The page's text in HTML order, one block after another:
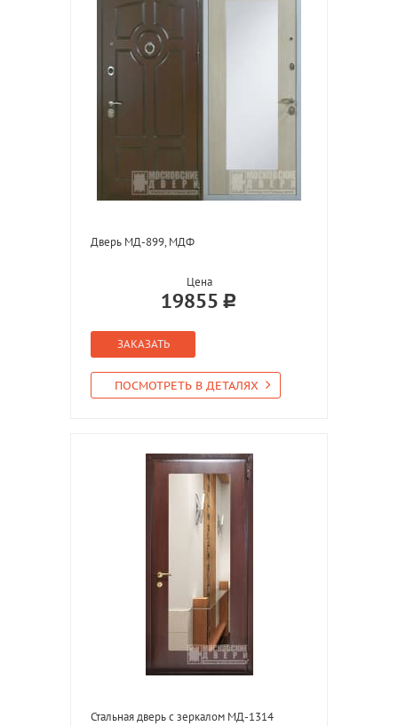
Дверь МД-899, МДФ
Цена
19855
ЗАКАЗАТЬ
ПОСМОТРЕТЬ В ДЕТАЛЯХ
Стальная дверь с зеркалом МД-1314